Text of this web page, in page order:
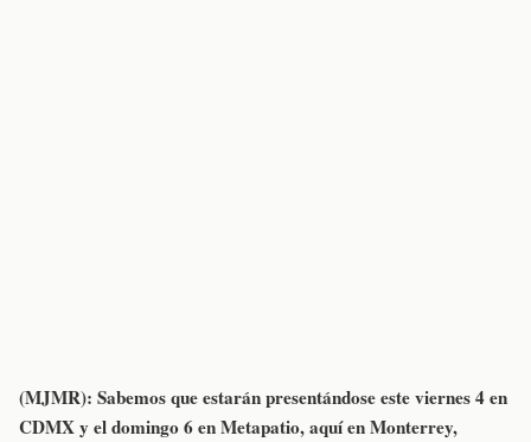
(MJMR): Sabemos que estarán presentándose este viernes 4 en
CDMX y el domingo 6 en Metapatio, aquí en Monterrey,